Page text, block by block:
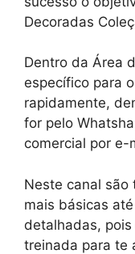
Decoradas
Dentro da Área
específico para
rapidamente,
for pelo
comercial por e-
Neste canal
mais básicas
detalhadas,
treinada para te